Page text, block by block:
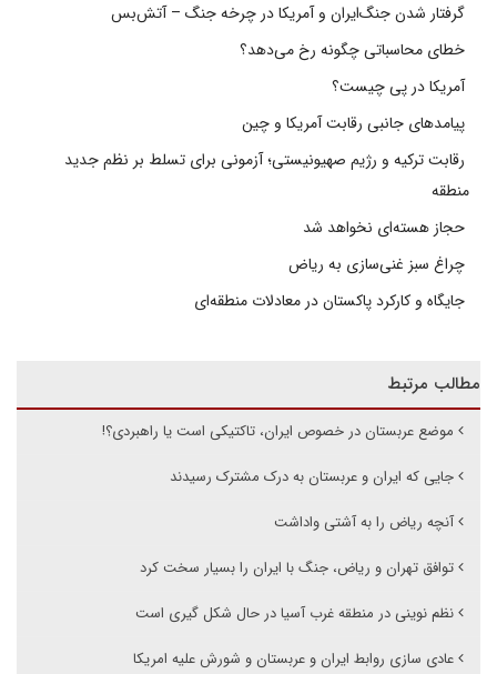
گرفتار شدن جنگ‌ایران و آمریکا در چرخه جنگ – آتش‌بس
خطای محاسباتی چگونه رخ می‌دهد؟
آمریکا در پی چیست؟
پیامدهای جانبی رقابت آمریکا و چین
رقابت ترکیه و رژیم صهیونیستی؛ آزمونی برای تسلط بر نظم جدید
منطقه
حجاز هسته‌ای نخواهد شد
چراغ سبز غنی‌سازی به ریاض
جایگاه و کارکرد پاکستان در معادلات منطقه‌ای
مطالب مرتبط
موضع عربستان در خصوص ایران، تاکتیکی است یا راهبردی؟!
جایی که ایران و عربستان به درک مشترک رسیدند
آنچه ریاض را به آشتی واداشت
توافق تهران و ریاض، جنگ با ایران را بسیار سخت کرد
نظم نوینی در منطقه غرب آسیا در حال شکل گیری است
عادی سازی روابط ایران و عربستان و شورش علیه امریکا